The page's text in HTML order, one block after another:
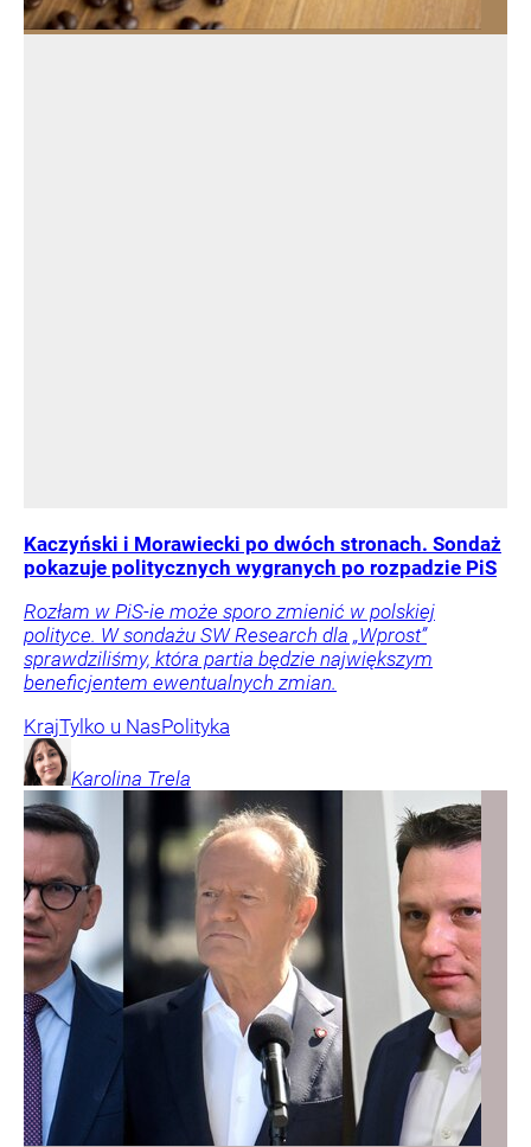
Kaczyński i Morawiecki po dwóch stronach. Sondaż
pokazuje politycznych wygranych po rozpadzie PiS
Rozłam w PiS-ie może sporo zmienić w polskiej
polityce. W sondażu SW Research dla „Wprost”
sprawdziliśmy, która partia będzie największym
beneficjentem ewentualnych zmian.
KrajTylko u NasPolityka
Karolina Trela